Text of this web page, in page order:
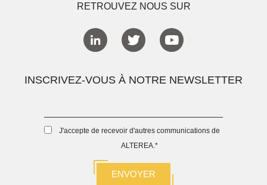
RETROUVEZ NOUS SUR
INSCRIVEZ-VOUS À NOTRE NEWSLETTER
J'accepte de recevoir d'autres communications de
ALTEREA. *